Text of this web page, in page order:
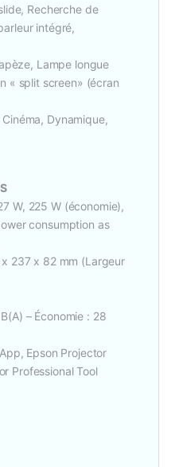
Recherche de
intégré,
Lampe longue
« split screen» (écran
Dynamique,
W, 225 W (économie),
consumption as
237 x 82 mm (Largeur
– Économie : 28
Epson Projector
Professional Tool